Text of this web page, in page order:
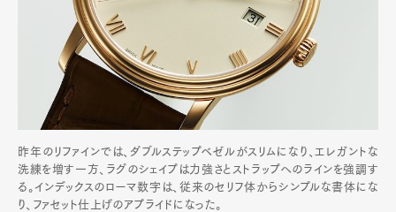
昨年のリファインでは、ダブルステップベゼルがスリムになり、エレガントな
洗練を増す一方、ラグのシェイプは力強さとストラップへのラインを強調す
る。インデックスのローマ数字は、従来のセリフ体からシンプルな書体にな
り、ファセット仕上げのアプライドになった。